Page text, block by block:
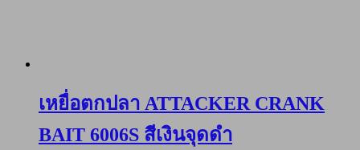
เหยื่อตกปลา ATTACKER CRANK
BAIT 6006S สีเงินจุดดำ